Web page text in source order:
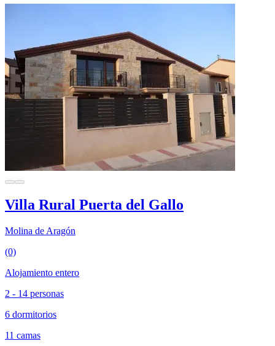
Villa Rural Puerta del Gallo
Molina de Aragón
(0)
Alojamiento entero
2 - 14 personas
6 dormitorios
11 camas